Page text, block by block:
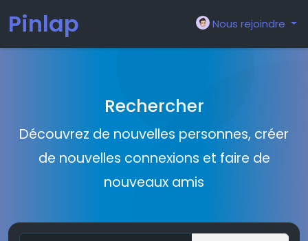
Pinlap Nous rejoindre
Rechercher
Découvrez de nouvelles personnes, créer
de nouvelles connexions et faire de
nouveaux amis